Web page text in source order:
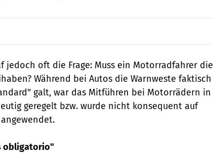
jedoch oft die Frage: Muss ein Motorradfahrer die
Während bei Autos die Warnweste faktisch
galt, war das Mitführen bei Motorrädern in
geregelt bzw. wurde nicht konsequent auf
obligatorio"